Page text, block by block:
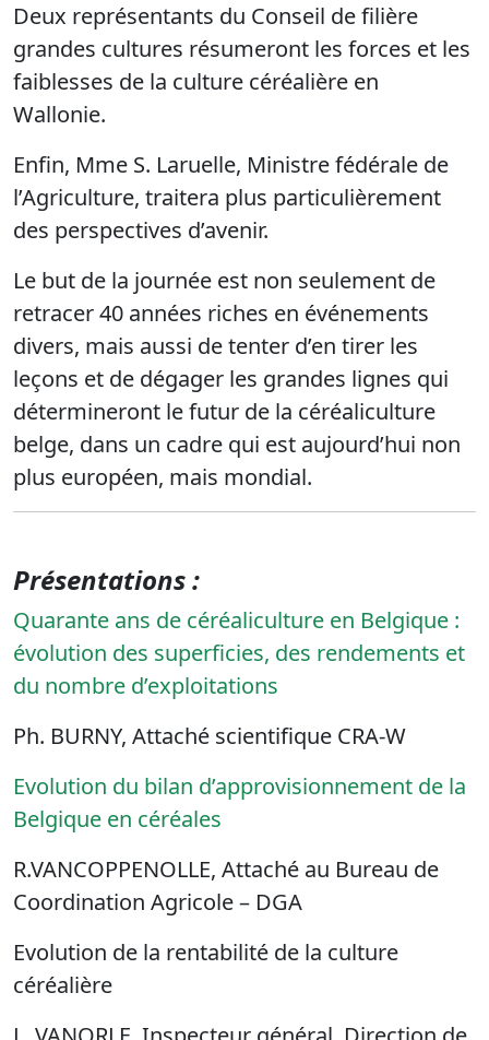
Deux représentants du Conseil de filière
grandes cultures résumeront les forces et les
faiblesses de la culture céréalière en
Wallonie.
Enfin, Mme S. Laruelle, Ministre fédérale de
l’Agriculture, traitera plus particulièrement
des perspectives d’avenir.
Le but de la journée est non seulement de
retracer 40 années riches en événements
divers, mais aussi de tenter d’en tirer les
leçons et de dégager les grandes lignes qui
détermineront le futur de la céréaliculture
belge, dans un cadre qui est aujourd’hui non
plus européen, mais mondial.
Présentations :
Quarante ans de céréaliculture en Belgique :
évolution des superficies, des rendements et
du nombre d’exploitations
Ph. BURNY, Attaché scientifique CRA-W
Evolution du bilan d’approvisionnement de la
Belgique en céréales
R.VANCOPPENOLLE, Attaché au Bureau de
Coordination Agricole – DGA
Evolution de la rentabilité de la culture
céréalière